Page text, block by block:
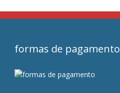
formas de pagamento